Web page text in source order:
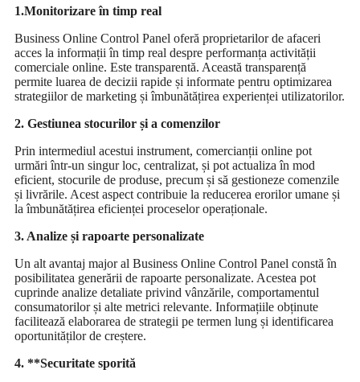
1.Monitorizare în timp real
Business Online Control Panel oferă proprietarilor de afaceri
acces la informații în timp real despre performanța activității
comerciale online. Este transparentă. Această transparență
permite luarea de decizii rapide și informate pentru optimizarea
strategiilor de marketing și îmbunătățirea experienței utilizatorilor.
2. Gestiunea stocurilor și a comenzilor
Prin intermediul acestui instrument, comercianții online pot
urmări într-un singur loc, centralizat, și pot actualiza în mod
eficient, stocurile de produse, precum și să gestioneze comenzile
și livrările. Acest aspect contribuie la reducerea erorilor umane și
la îmbunătățirea eficienței proceselor operaționale.
3. Analize și rapoarte personalizate
Un alt avantaj major al Business Online Control Panel constă în
posibilitatea generării de rapoarte personalizate. Acestea pot
cuprinde analize detaliate privind vânzările, comportamentul
consumatorilor și alte metrici relevante. Informațiile obținute
facilitează elaborarea de strategii pe termen lung și identificarea
oportunităților de creștere.
4. **Securitate sporită